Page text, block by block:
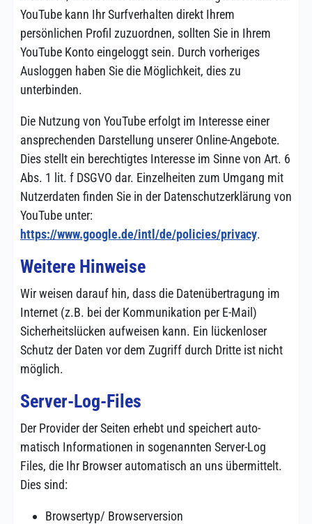
YouTube kann Ihr Surfverhalten direkt Ihrem
persönlichen Profil zuzuordnen, sollten Sie in Ihrem
YouTube Konto eingeloggt sein. Durch vorheriges
Ausloggen haben Sie die Möglichkeit, dies zu
unterbinden.
Die Nutzung von YouTube erfolgt im Interesse einer
ansprechenden Darstellung unserer Online-Angebote.
Dies stellt ein berechtigtes Interesse im Sinne von Art. 6
Abs. 1 lit. f DSGVO dar. Einzelheiten zum Umgang mit
Nutzerdaten finden Sie in der Datenschutzerklärung von
YouTube unter:
https://www.google.de/intl/de/policies/privacy.
Weitere Hinweise
Wir weisen darauf hin, dass die Daten­über­tragung im
Internet (z.B. bei der Kommu­nika­tion per E-Mail)
Sicher­heits­lücken aufweisen kann. Ein lücken­loser
Schutz der Daten vor dem Zugriff durch Dritte ist nicht
möglich.
Server-Log-Files
Der Provider der Seiten erhebt und speichert auto­
matisch Infor­ma­tionen in soge­nannten Server-Log
Files, die Ihr Browser auto­matisch an uns über­mittelt.
Dies sind:
Browsertyp/ Browser­version